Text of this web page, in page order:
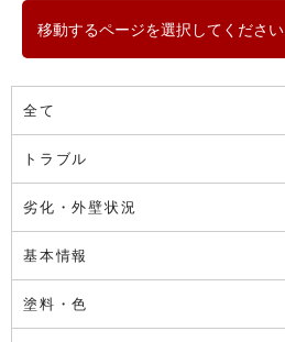
移動するページを選択してください
全て
トラブル
劣化・外壁状況
基本情報
塗料・色